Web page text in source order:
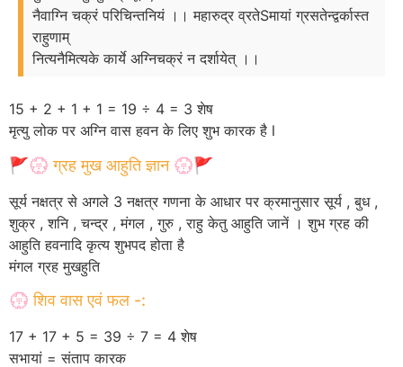
नैवाग्नि चक्रं परिचिन्तनियं ।। महारुद्र व्रतेSमायां ग्रसतेन्द्वर्कास्त
राहुणाम्
नित्यनैमित्यके कार्ये अग्निचक्रं न दर्शायेत् ।।
15 + 2 + 1 + 1 = 19 ÷ 4 = 3 शेष
मृत्यु लोक पर अग्नि वास हवन के लिए शुभ कारक है l
🚩💮 ग्रह मुख आहुति ज्ञान 💮🚩
सूर्य नक्षत्र से अगले 3 नक्षत्र गणना के आधार पर क्रमानुसार सूर्य , बुध ,
शुक्र , शनि , चन्द्र , मंगल , गुरु , राहु केतु आहुति जानें । शुभ ग्रह की
आहुति हवनादि कृत्य शुभपद होता है
मंगल ग्रह मुखहुति
💮 शिव वास एवं फल -:
17 + 17 + 5 = 39 ÷ 7 = 4 शेष
सभायां = संताप कारक